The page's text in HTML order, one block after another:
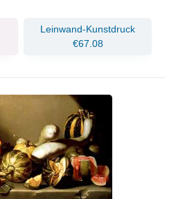
Leinwand-Kunstdruck
€67.08